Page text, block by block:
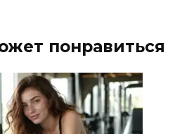
понравиться